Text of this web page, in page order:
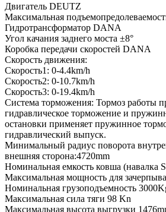
Двигатель DEUTZ
Максимальная
Гидротрансформатор DANA
Угол качания заднего моста ±8°
Коробка передачи скоростей DANA
Скорость движения:
Скорость1: 0-4.4km/h
Скорость2: 0-10.7km/h
Скорость3: 0-19.4km/h
Система торможения: Тормоз работы
гидравлическое торможение и
остановки применяет пружинное
гидравлический выпуск.
Минимальный радиус поворота
внешняя сторона:4720mm
Номинальная емкость ковша (навалка
Максимальная мощность для
Номинальная грузоподъемность
Максимальная сила тяги 98 Kn
Максимальная высота выгрузки